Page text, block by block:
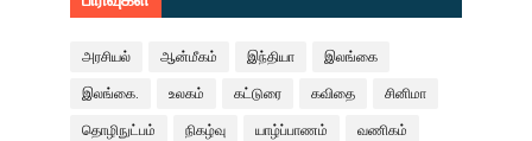
அரசியல் ஆன்மீகம் இந்தியா இலங்கை
இலங்கை. உலகம் கட்டுரை கவிதை சினிமா
தொழிநுட்பம் நிகழ்வு யாழ்ப்பாணம் வணிகம்